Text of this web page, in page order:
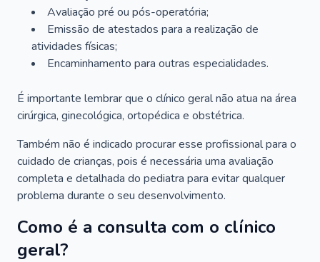
Avaliação pré ou pós-operatória;
Emissão de atestados para a realização de
atividades físicas;
Encaminhamento para outras especialidades.
É importante lembrar que o clínico geral não atua na área
cirúrgica, ginecológica, ortopédica e obstétrica.
Também não é indicado procurar esse profissional para o
cuidado de crianças, pois é necessária uma avaliação
completa e detalhada do pediatra para evitar qualquer
problema durante o seu desenvolvimento.
Como é a consulta com o clínico
geral?